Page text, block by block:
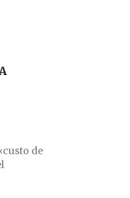
de